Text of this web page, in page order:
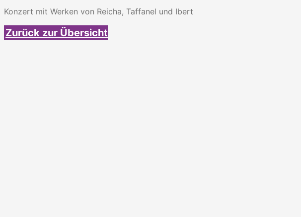
Konzert mit Werken von Reicha, Taffanel und Ibert
Zurück zur Übersicht